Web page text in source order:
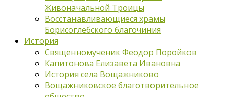
Живоначальной Троицы
Восстанавливающиеся храмы
Борисоглебского благочиния
История
Священномученик Феодор Поройков
Капитонова Елизавета Ивановна
История села Вощажниково
Вощажниковское благотворительное